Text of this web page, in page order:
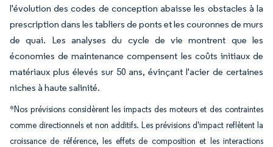
l'évolution des codes de conception abaisse les obstacles à la
prescription dans les tabliers de ponts et les couronnes de murs
de quai. Les analyses du cycle de vie montrent que les
économies de maintenance compensent les coûts initiaux de
matériaux plus élevés sur 50 ans, évinçant l'acier de certaines
niches à haute salinité.
*Nos prévisions considèrent les impacts des moteurs et des contraintes
comme directionnels et non additifs. Les prévisions d'impact reflètent la
croissance de référence, les effets de composition et les interactions